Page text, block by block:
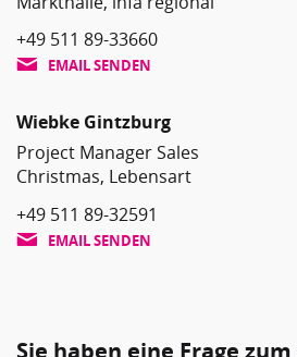
+49 511 89-33660
EMAIL SENDEN
Wiebke Gintzburg
Project Manager Sales
Christmas, Lebensart
+49 511 89-32591
EMAIL SENDEN
Sie haben eine Frage zum